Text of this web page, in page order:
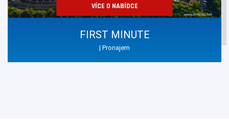
VÍCE O NABÍDCE
FIRST MINUTE
| Pronajem